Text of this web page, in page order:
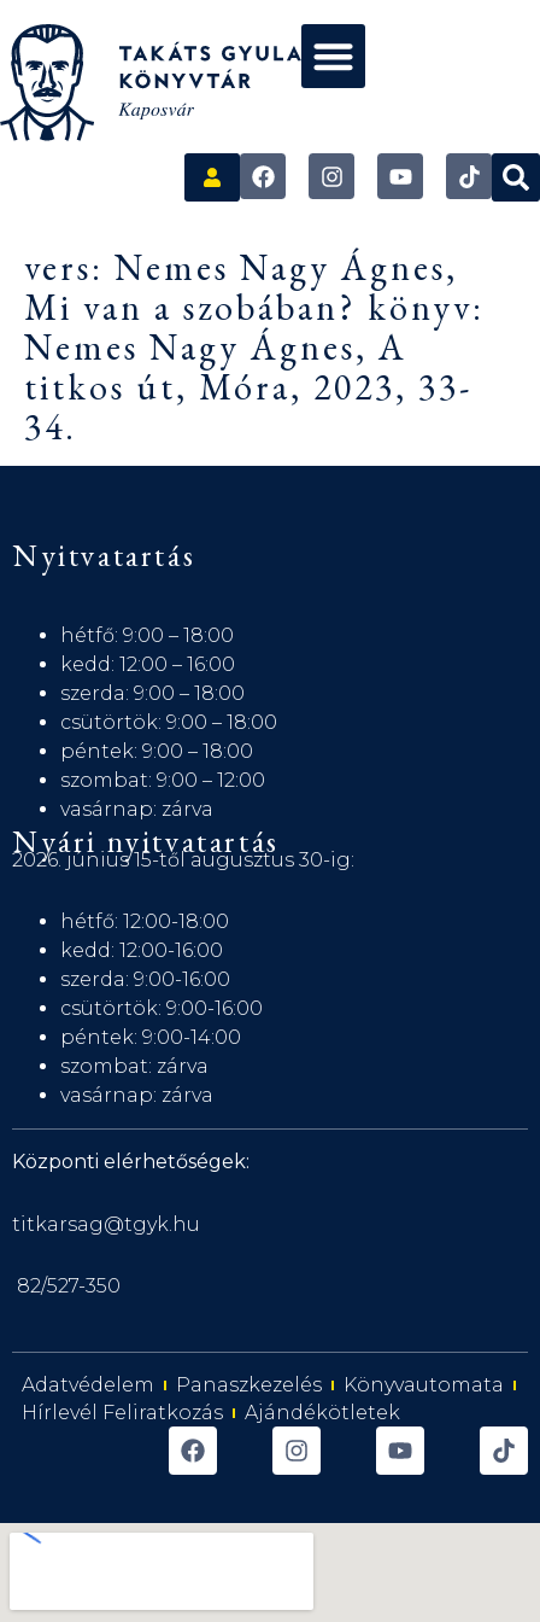
vers: Nemes Nagy Ágnes,
Mi van a szobában? könyv:
Nemes Nagy Ágnes, A
titkos út, Móra, 2023, 33-
34.
Nyitvatartás
hétfő: 9:00 – 18:00
kedd: 12:00 – 16:00
szerda: 9:00 – 18:00
csütörtök: 9:00 – 18:00
péntek: 9:00 – 18:00
szombat: 9:00 – 12:00
vasárnap: zárva
Nyári nyitvatartás
2026. június 15-től augusztus 30-ig:
hétfő: 12:00-18:00
kedd: 12:00-16:00
szerda: 9:00-16:00
csütörtök: 9:00-16:00
péntek: 9:00-14:00
szombat: zárva
vasárnap: zárva
Központi elérhetőségek:
titkarsag@tgyk.hu
82/527-350
Adatvédelem Panaszkezelés
Könyvautomata
Hírlevél Feliratkozás
Ajándékötletek